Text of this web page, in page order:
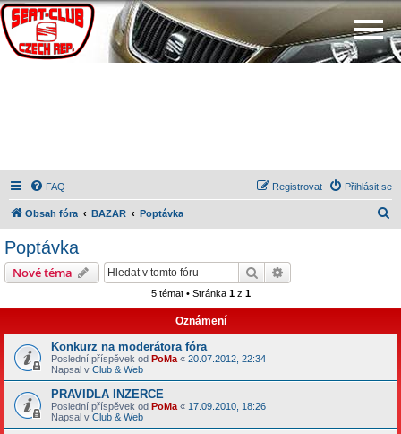
FAQ Přihlásit se
Registrovat
Obsah fóra BAZAR Poptávka
Poptávka
Nové téma Hledat
5 témat • Stránka 1z 1
Oznámení
Konkurz na moderátora fóra
Poslední příspěvek od PoMa « 20.07.2012, 22:34
Napsal v Club & Web
PRAVIDLA INZERCE
Poslední příspěvek od PoMa « 17.09.2010, 18:26
Napsal v Club & Web